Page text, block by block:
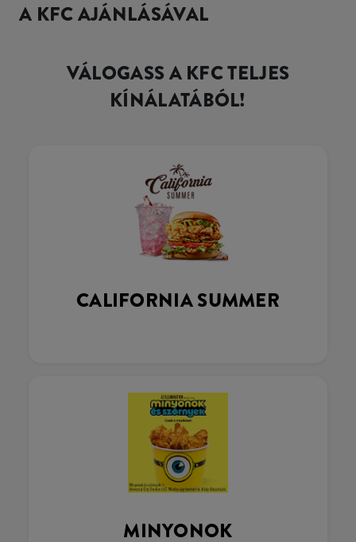
A KFC AJÁNLÁSÁVAL
VÁLOGASS A KFC TELJES
KÍNÁLATÁBÓL!
CALIFORNIA SUMMER
MINYONOK